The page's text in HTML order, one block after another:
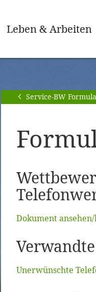
Leben & Arbeiten
Service-BW
Dokument
Unerwünschte